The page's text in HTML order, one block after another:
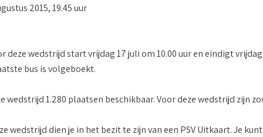
2015, 19.45 uur
deze wedstrijd start vrijdag 17 juli om 10.00 uur en eindigt
bus is volgeboekt.
wedstrijd 1.280 plaatsen beschikbaar. Voor deze wedstrijd zijn
wedstrijd dien je in het bezit te zijn van een PSV Uitkaart. Je